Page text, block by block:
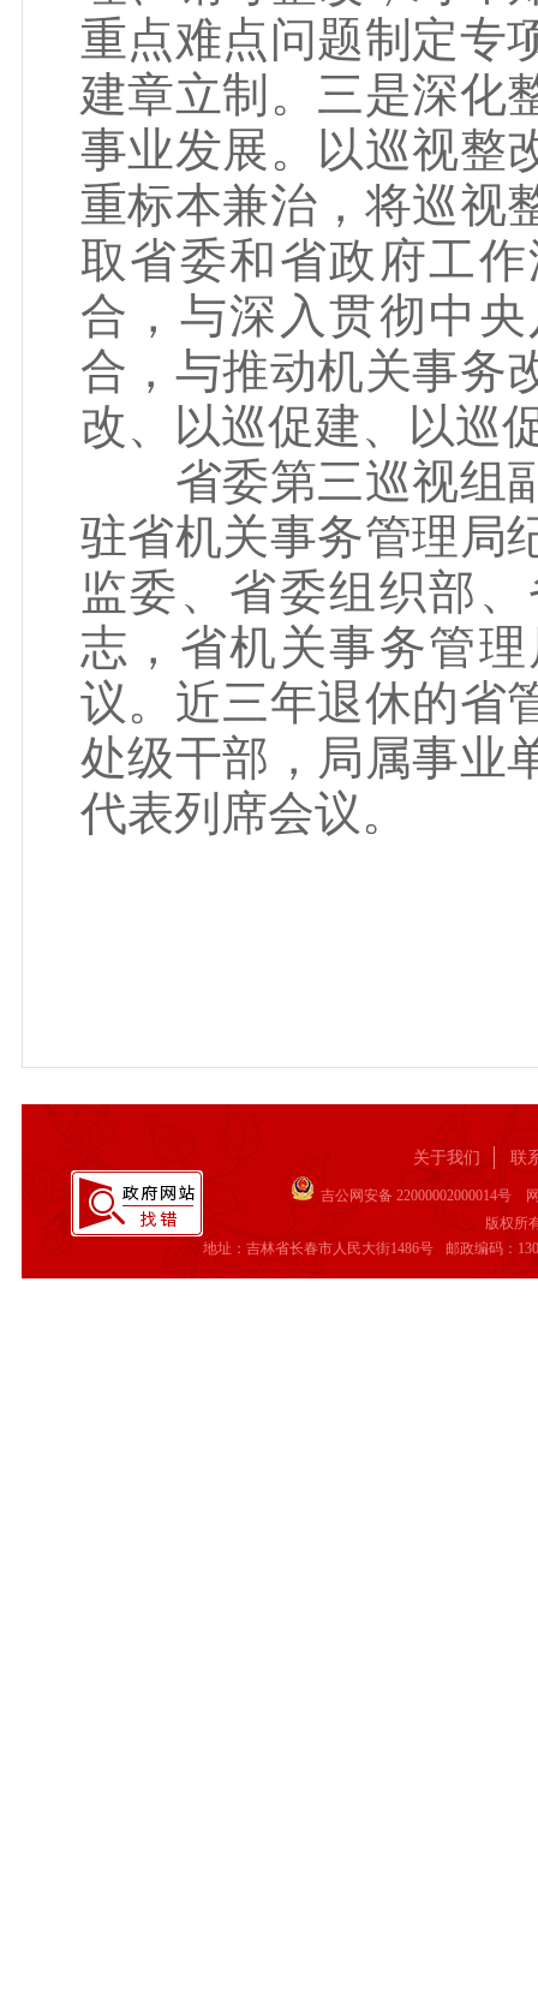
重点难点问题制定专
建章立制。三是深化
事业发展。以巡视整
重标本兼治，将巡视
取省委和省政府工
合，与深入贯彻中
合，与推动机关事务
改、以巡促建、以巡
省委第三巡视组副
驻省机关事务管理局
监委、省委组织部
志，省机关事务管
议。近三年退休的省
处级干部，局属事业
代表列席会议。
关于我们 联
吉公网安备 22000002000014号 网
版权所
地址：吉林省长春市人民大街1486号
邮政编码：